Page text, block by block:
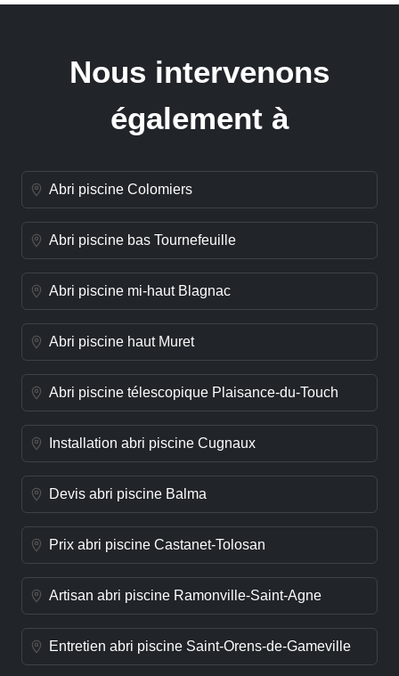
Nous intervenons
également à
Abri piscine Colomiers
Abri piscine bas Tournefeuille
Abri piscine mi-haut Blagnac
Abri piscine haut Muret
Abri piscine télescopique Plaisance-du-Touch
Installation abri piscine Cugnaux
Devis abri piscine Balma
Prix abri piscine Castanet-Tolosan
Artisan abri piscine Ramonville-Saint-Agne
Entretien abri piscine Saint-Orens-de-Gameville